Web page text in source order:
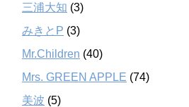
三浦大知 (3)
みきとP (3)
Mr.Children (40)
Mrs. GREEN APPLE (74)
美波 (5)